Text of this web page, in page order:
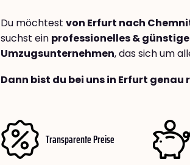
Du möchtest von Erfurt nach
suchst ein professionelles &
Umzugsunternehmen, das sich um
Dann bist du bei uns in Erfurt
Transparente Preise